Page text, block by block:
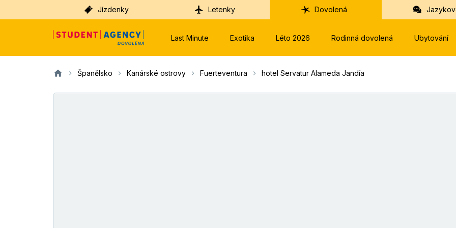
Jízdenky Letenky Dovolená
Last Minute Exotika Léto 2026 Rodinná dovolená Ubytování
Španělsko Kanárské ostrovy Fuerteventura hotel Servatur Alameda Jandía